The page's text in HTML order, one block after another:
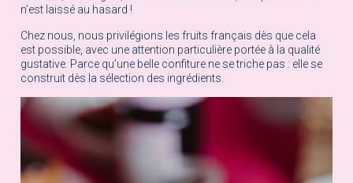
n’est laissé au hasard !
Chez nous, nous privilégions les fruits français dès que cela
est possible, avec une attention particulière portée à la qualité
gustative. Parce qu’une belle confiture ne se triche pas : elle se
construit dès la sélection des ingrédients.